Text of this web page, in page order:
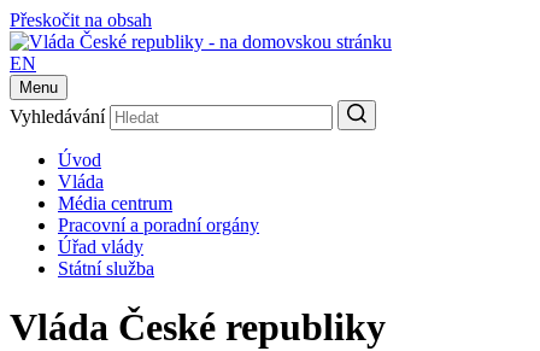
Přeskočit na obsah
EN
Menu
Vyhledávání
Úvod
Vláda
Média centrum
Pracovní a poradní orgány
Úřad vlády
Státní služba
Vláda České republiky